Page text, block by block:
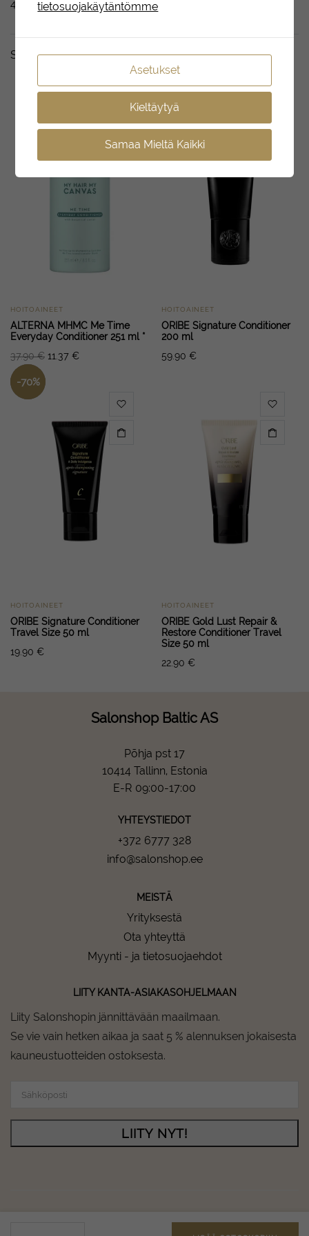
4,0–5,0.
Sopii täydellisesti yhdessä
HOITOAINEET
ALTERNA MHMC Me Time
Everyday Conditioner 251 ml *
37.90€ 11.37 €
-70%
HOITOAINEET
ORIBE Signature Conditioner
200 ml
59.90 €
HOITOAINEET
ORIBE Signature Conditioner
Travel Size 50 ml
19.90 €
HOITOAINEET
ORIBE Gold Lust Repair &
Restore Conditioner Travel
Size 50 ml
22.90 €
Salonshop Baltic AS
Põhja pst 17
10414 Tallinn, Estonia
E-R 09:00-17:00
YHTEYSTIEDOT
+372 6777 328
info@salonshop.ee
MEISTÄ
Yrityksestä
Ota yhteyttä
Myynti - ja tietosuojaehdot
LIITY KANTA-ASIAKASOHJELMAAN
Liity Salonshopin jännittävään maailmaan.
Se vie vain hetken aikaa ja saat 5 % alennuksen jokaisesta
kauneustuotteiden ostoksesta.
LIITY NYT!
Salonshop © Copyright 2024 - All rights reserved.
tietosuojakäytäntömme
Asetukset
Kieltäytyä
Samaa Mieltä Kaikki